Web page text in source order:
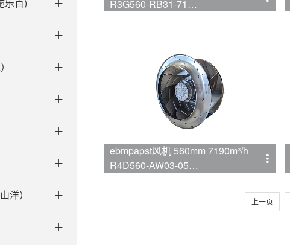
洋）
R3G560-RB31-71
ebmpapst风机 560mm 7190m³/h
R4D560-AW03-05
上一页